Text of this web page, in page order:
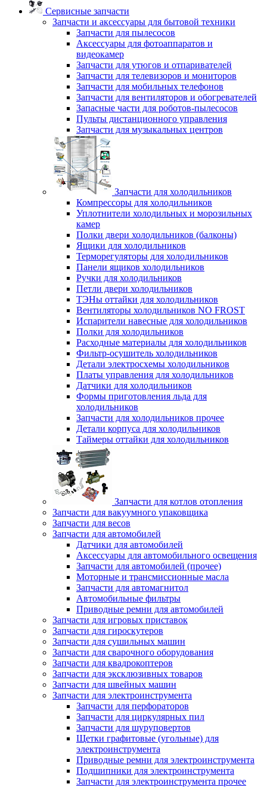
Сервисные запчасти
Запчасти и аксессуары для бытовой техники
Запчасти для пылесосов
Аксессуары для фотоаппаратов и
видеокамер
Запчасти для утюгов и отпаривателей
Запчасти для телевизоров и мониторов
Запчасти для мобильных телефонов
Запчасти для вентиляторов и обогревателей
Запасные части для роботов-пылесосов
Пульты дистанционного управления
Запчасти для музыкальных центров
Запчасти для холодильников
Компрессоры для холодильников
Уплотнители холодильных и морозильных
камер
Полки двери холодильников (балконы)
Ящики для холодильников
Терморегуляторы для холодильников
Панели ящиков холодильников
Ручки для холодильников
Петли двери холодильников
ТЭНы оттайки для холодильников
Вентиляторы холодильников NO FROST
Испарители навесные для холодильников
Полки для холодильников
Расходные материалы для холодильников
Фильтр-осушитель холодильников
Детали электросхемы холодильников
Платы управления для холодильников
Датчики для холодильников
Формы приготовления льда для
холодильников
Запчасти для холодильников прочее
Детали корпуса для холодильников
Таймеры оттайки для холодильников
Запчасти для котлов отопления
Запчасти для вакуумного упаковщика
Запчасти для весов
Запчасти для автомобилей
Датчики для автомобилей
Аксессуары для автомобильного освещения
Запчасти для автомобилей (прочее)
Моторные и трансмиссионные масла
Запчасти для автомагнитол
Автомобильные фильтры
Приводные ремни для автомобилей
Запчасти для игровых приставок
Запчасти для гироскутеров
Запчасти для сушильных машин
Запчасти для сварочного оборудования
Запчасти для квадрокоптеров
Запчасти для эксклюзивных товаров
Запчасти для швейных машин
Запчасти для электроинструмента
Запчасти для перфораторов
Запчасти для циркулярных пил
Запчасти для шуруповертов
Щетки графитовые (угольные) для
электроинструмента
Приводные ремни для электроинструмента
Подшипники для электроинструмента
Запчасти для электроинструмента прочее